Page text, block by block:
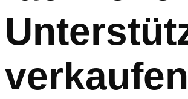
verkaufen